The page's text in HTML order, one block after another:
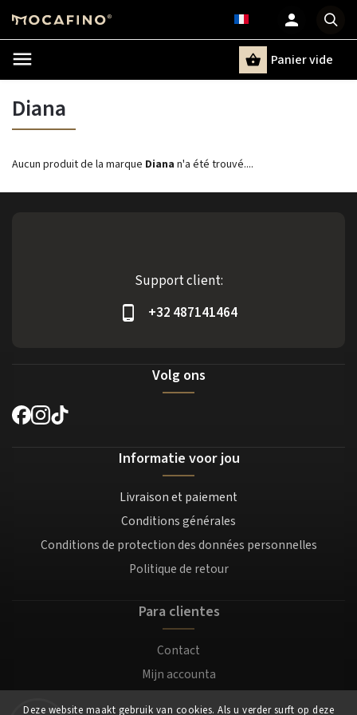
Deze website maakt gebruik van cookies. Als u verder surft op deze
Panier vide
Diana
Aucun produit de la marque Diana n'a été trouvé....
Support client:
+32 487141464
Volg ons
Informatie voor jou
Livraison et paiement
Conditions générales
Conditions de protection des données personnelles
Politique de retour
Para clientes
Contact
Mijn accounta